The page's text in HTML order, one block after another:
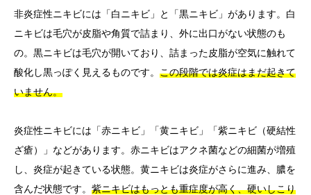
非炎症性ニキビには「白ニキビ」と「黒ニキビ」があります。白
ニキビは毛穴が皮脂や角質で詰まり、外に出口がない状態のも
の。黒ニキビは毛穴が開いており、詰まった皮脂が空気に触れて
酸化し黒っぽく見えるものです。 この段階では炎症はまだ起きて
いません。
炎症性ニキビには「赤ニキビ」「黄ニキビ」「紫ニキビ（硬結性
ざ瘡）」などがあります。赤ニキビはアクネ菌などの細菌が増殖
し、炎症が起きている状態。黄ニキビは炎症がさらに進み、膿を
含んだ状態です。 紫ニキビはもっとも重症度が高く、硬いしこり